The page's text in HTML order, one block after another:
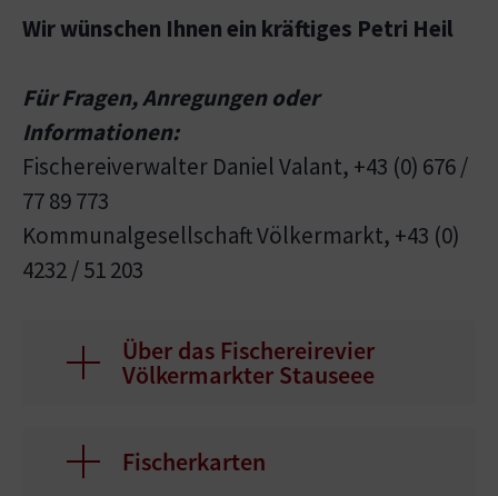
Wir wünschen Ihnen ein kräftiges Petri Heil
Für Fragen, Anregungen oder
Informationen:
Fischereiverwalter Daniel Valant, +43 (0) 676 /
77 89 773
Kommunalgesellschaft Völkermarkt, +43 (0)
4232 / 51 203
Über das Fischereirevier
Völkermarkter Stauseee
Fischerkarten